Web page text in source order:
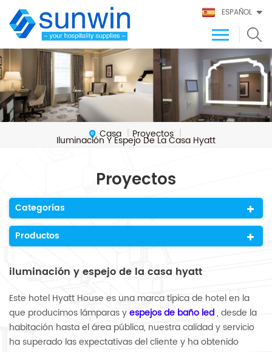
ESPAÑOL
Casa | Proyectos |
Iluminación Y Espejo De La Casa Hyatt
Proyectos
Categorías
Productos
iluminación y espejo de la casa hyatt
Este hotel Hyatt House es una marca típica de hotel en la
que producimos lámparas yespejos de baño led, desde la
habitación hasta el área pública, nuestra calidad y servicio
ha superado las expectativas del cliente y ha obtenido